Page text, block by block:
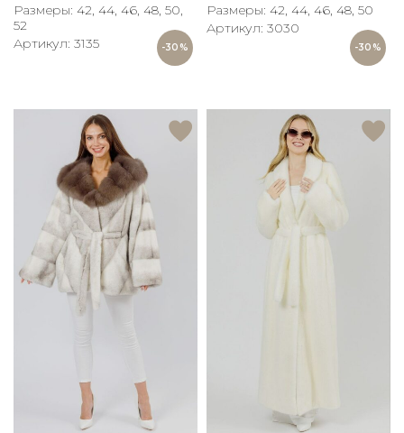
-30%
Размеры: 42, 44, 46, 48, 50,
52
Артикул: 3135
-30%
Размеры: 42, 44, 46, 48, 50
Артикул: 3030